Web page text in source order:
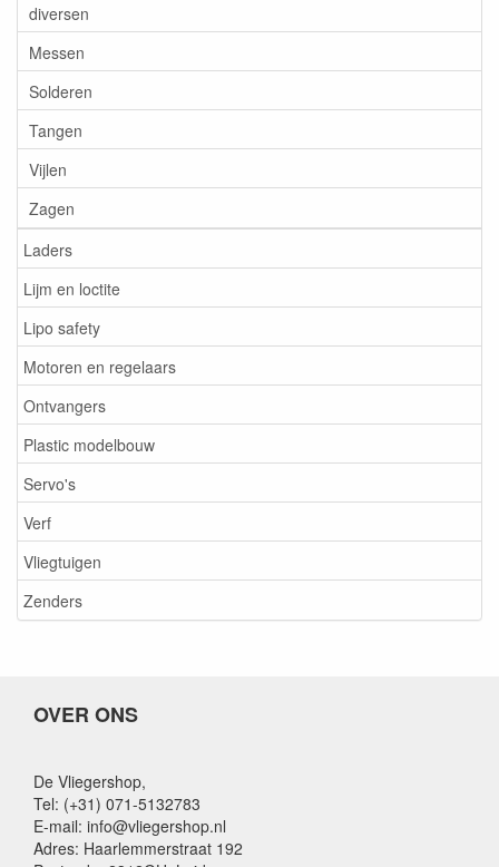
diversen
Messen
Solderen
Tangen
Vijlen
Zagen
Laders
Lijm en loctite
Lipo safety
Motoren en regelaars
Ontvangers
Plastic modelbouw
Servo's
Verf
Vliegtuigen
Zenders
OVER ONS
De Vliegershop,
Tel: (+31) 071-5132783
E-mail: info@vliegershop.nl
Adres: Haarlemmerstraat 192